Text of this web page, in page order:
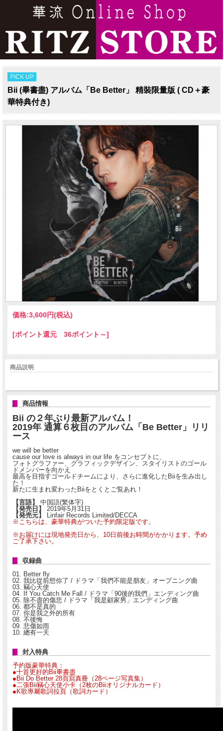
PICK UP
Bii (畢書盡) アルバム「Be Better」 精裝限量版 ( CD＋豪
華特典付き)
価格:3,600円(税込)
[ポイント還元 36ポイント～]
商品説明
商品情報
Bii の２年ぶり最新アルバム！
2019年 通算６枚目のアルバム「Be Better」リリ
ース
we will be better
cause our love is always in our life をコンセプトに、
フォトグラファー、グラフィックデザイン、スタイリストのゴール
ドメンバーを向かえ
最高を目指すゴールドチームにより、さらに進化したBiiを生み出し
た！
新たに生まれ変わったBiiをとくとご覧あれ！
【言語】
中国語(繁体字)
【発売日】
2019年5月31日
【発売元】
Linfair Records Limited/DECCA
※こちらは、豪華特典がついた予約限定版です。
※お届けには現地発売日から、10日前後お時間がかかります。予め
ご了承下さい。
収録曲
01. Better fly
02. 我比從前想你了 / ドラマ「我們不能是朋友」オープニング曲
03. 竊心天使
04. If You Catch Me Fall / ドラマ「90後的我們」エンディング曲
05. 除不盡的傷悲 / ドラマ「我是顧家男」エンディング曲
06. 都不是真的
07. 你是我之外的所有
08. 不後悔
09. 悲傷如雨
10. 總有一天
封入特典
予約版豪華特典：
●十首更好的Bii畢書盡
●Bii Do Better 28頁寫真冊（28ページ写真集）
●二張Bii竊心天使小卡（2枚のBiiオリジナルカード）
●K歌專屬歌詞拉頁（歌詞カード）